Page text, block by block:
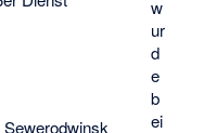
w
ur
d
e
b
ei